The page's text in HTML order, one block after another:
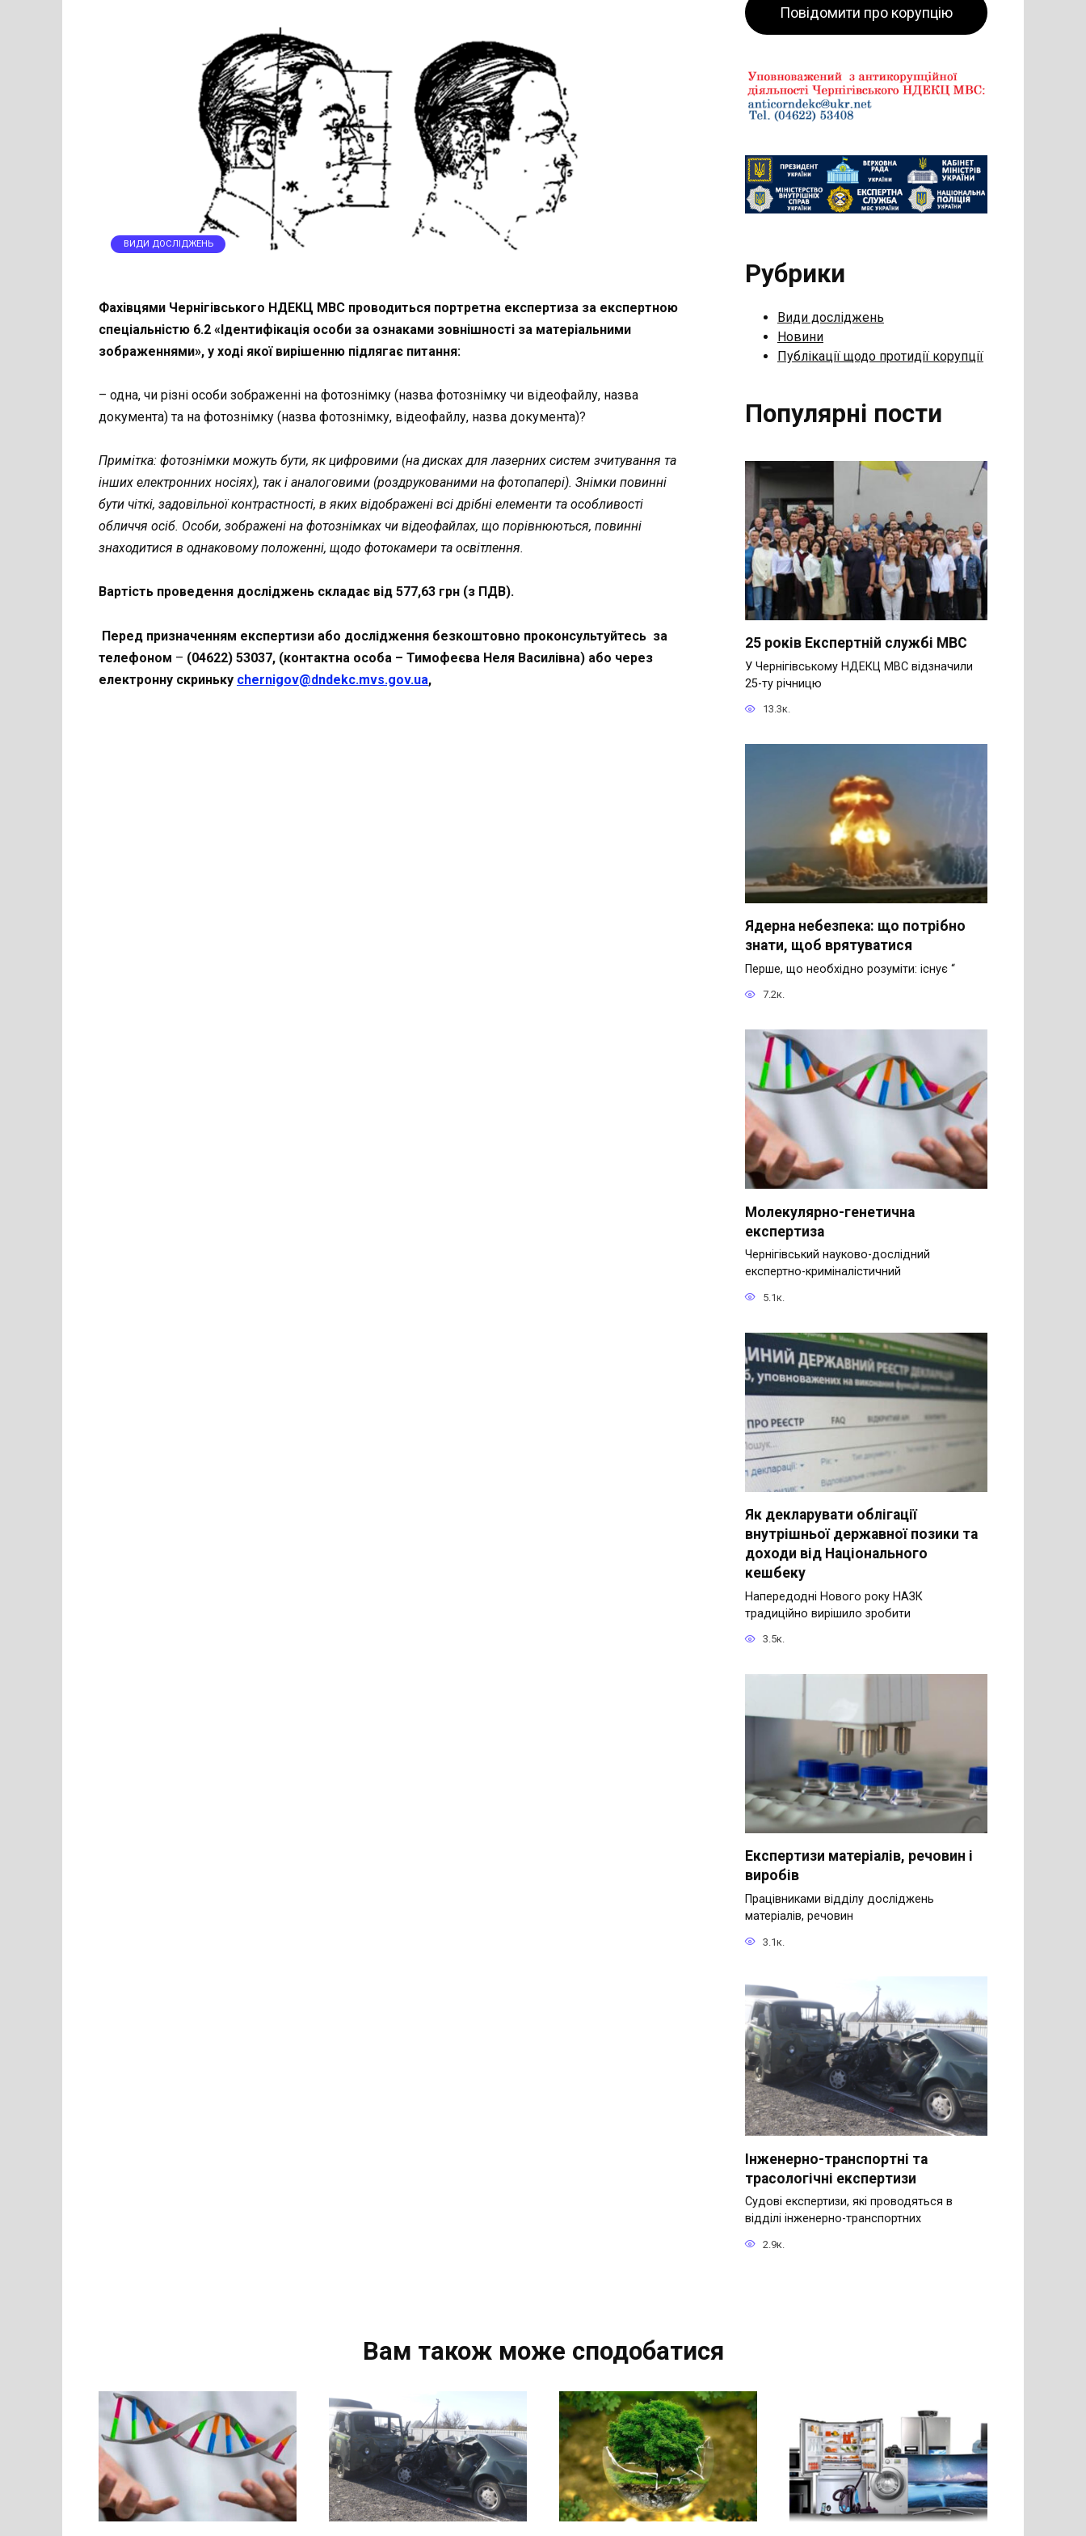
ВИДИ ДОСЛІДЖЕНЬ
Фахівцями Чернігівського НДЕКЦ МВС проводиться портретна експертиза за експертною
спеціальністю 6.2 «Ідентифікація особи за ознаками зовнішності за матеріальними
зображеннями», у ході якої вирішенню підлягає питання:
– одна, чи різні особи зображенні на фотознімку (назва фотознімку чи відеофайлу, назва
документа) та на фотознімку (назва фотознімку, відеофайлу, назва документа)?
Примітка: фотознімки можуть бути, як цифровими (на дисках для лазерних систем зчитування та
інших електронних носіях), так і аналоговими (роздрукованими на фотопапері). Знімки повинні
бути чіткі, задовільної контрастності, в яких відображені всі дрібні елементи та особливості
обличчя осіб. Особи, зображені на фотознімках чи відеофайлах, що порівнюються, повинні
знаходитися в однаковому положенні, щодо фотокамери та освітлення.
Вартість проведення досліджень складає від 577,63 грн (з ПДВ).
Перед призначенням експертизи або дослідження безкоштовно проконсультуйтесь за
телефоном – (04622) 53037, (контактна особа – Тимофеєва Неля Василівна) або через
електронну скриньку chernigov@dndekc.mvs.gov.ua,
Повідомити про корупцію
Рубрики
Види досліджень
Новини
Публікації щодо протидії корупції
Популярні пости
25 років Експертній службі МВС
У Чернігівському НДЕКЦ МВС відзначили
25-ту річницю
13.3к.
Ядерна небезпека: що потрібно
знати, щоб врятуватися
Перше, що необхідно розуміти: існує “
7.2к.
Молекулярно-генетична
експертиза
Чернігівський науково-дослідний
експертно-криміналістичний
5.1к.
Як декларувати облігації
внутрішньої державної позики та
доходи від Національного
кешбеку
Напередодні Нового року НАЗК
традиційно вирішило зробити
3.5к.
Експертизи матеріалів, речовин і
виробів
Працівниками відділу досліджень
матеріалів, речовин
3.1к.
Інженерно-транспортні та
трасологічні експертизи
Судові експертизи, які проводяться в
відділі інженерно-транспортних
2.9к.
Вам також може сподобатися